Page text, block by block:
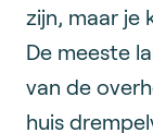
zijn, maar je
De meeste
van de
huis